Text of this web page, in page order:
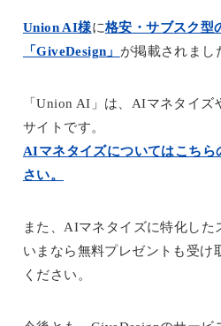
Union AI様に格安・サブスク型
「GiveDesign」 が掲載されまし
「Union AI」は、AIマネタイ
サイトです。
AIマネタイズについてはこち
さい。
また、AIマネタイズに特化した
いまなら無料プレゼントも受け
ください。